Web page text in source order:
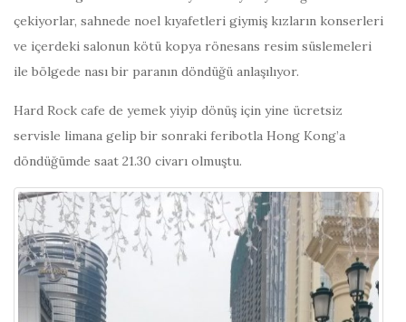
çekiyorlar, sahnede noel kıyafetleri giymiş kızların konserleri
ve içerdeki salonun kötü kopya rönesans resim süslemeleri
ile bölgede nası bir paranın döndüğü anlaşılıyor.
Hard Rock cafe de yemek yiyip dönüş için yine ücretsiz
servisle limana gelip bir sonraki feribotla Hong Kong’a
döndüğümde saat 21.30 civarı olmuştu.